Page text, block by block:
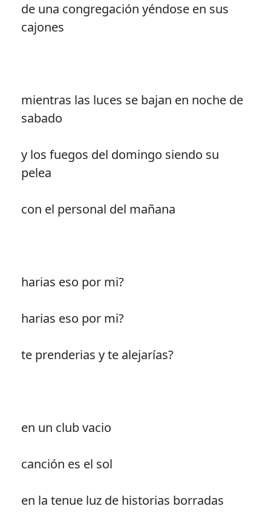
de una congregación yéndose en sus
cajones
mientras las luces se bajan en noche de
sabado
y los fuegos del domingo siendo su
pelea
con el personal del mañana
harias eso por mi?
harias eso por mi?
te prenderias y te alejarías?
en un club vacio
canción es el sol
en la tenue luz de historias borradas